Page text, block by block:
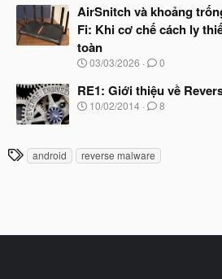
đ
ầ
u
à
b
ắ
t
ầ
u
AirSnitch và khoảng
Fi: Khi cơ chế cách ly
toàn
N
à
y
b
đ
ầ
03/03/2026 0
RE1: Giới thiệu về
N
b
10/02/2014 8
Tandroid reverse malware